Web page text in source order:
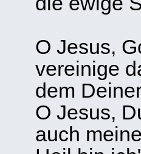
O Jesus,
vereinige
dem
O Jesus,
auch